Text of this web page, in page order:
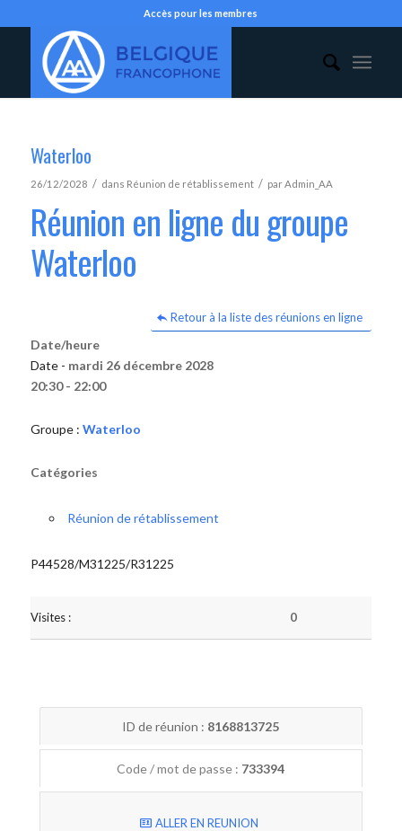
Accès pour les membres
Waterloo
26/12/2028 / dans Réunion de rétablissement / parAdmin_AA
Réunion en ligne du groupe
Waterloo
Retour à la liste des réunions en ligne
Date/heure
Date - mardi 26 décembre 2028
20:30 - 22:00
Groupe : Waterloo
Catégories
Réunion de rétablissement
P44528/M31225/R31225
Visites : 0
ID de réunion : 8168813725
Code / mot de passe : 733394
ALLER EN REUNION